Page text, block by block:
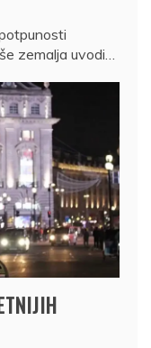
zemalja uvodi…